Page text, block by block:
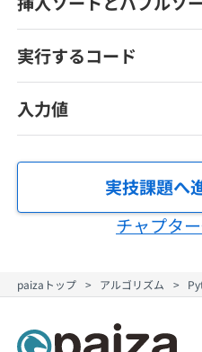
インタビュー
就活成功ガイド
プラン
個人向けプラン
法人向けプラン
学校向けプラン
note
実行するコード
入力値
実技課題へ
チャプタ
paizaトップ アルゴリズム